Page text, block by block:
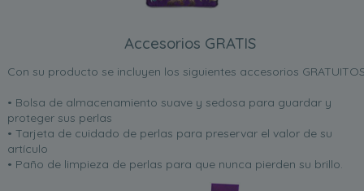
Accesorios GRATIS
Con su producto se incluyen los siguientes accesorios
• Bolsa de almacenamiento suave y sedosa para guardar y
proteger sus perlas
• Tarjeta de cuidado de perlas para preservar el valor de su
artículo
• Paño de limpieza de perlas para que nunca pierden su brillo.